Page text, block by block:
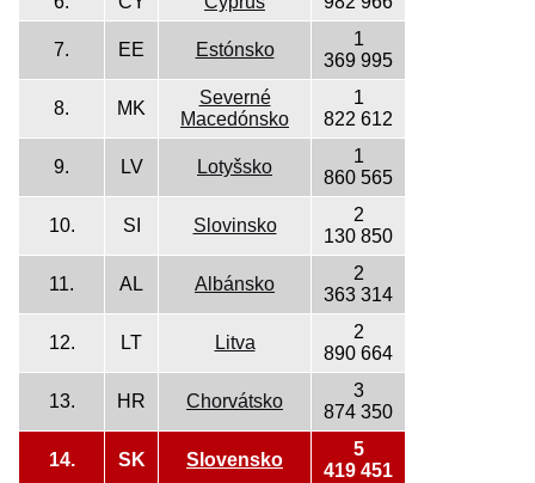
7. EE Estónsko
1
369 995
8. MK
Severné
Macedónsko
1
822 612
9. LV Lotyšsko
1
860 565
10. SI Slovinsko
2
130 850
11. AL Albánsko
2
363 314
12. LT Litva
2
890 664
13. HR Chorvátsko
3
874 350
14. SK Slovensko
5
419 451